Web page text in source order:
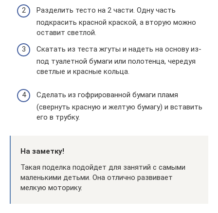
Разделить тесто на 2 части. Одну часть
подкрасить красной краской, а вторую можно
оставит светлой.
Скатать из теста жгуты и надеть на основу из-
под туалетной бумаги или полотенца, чередуя
светлые и красные кольца.
Сделать из гофрированной бумаги пламя
(свернуть красную и желтую бумагу) и вставить
его в трубку.
На заметку!
Такая поделка подойдет для занятий с самыми
маленькими детьми. Она отлично развивает
мелкую моторику.